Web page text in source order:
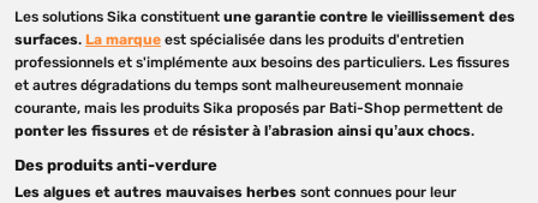
Les solutions Sika constituent une garantie contre le vieillissement des
surfaces. La marque est spécialisée dans les produits d'entretien
professionnels et s'implémente aux besoins des particuliers. Les fissures
et autres dégradations du temps sont malheureusement monnaie
courante, mais les produits Sika proposés par Bati-Shop permettent de
ponter les fissures et de résister à l’abrasion ainsi qu’aux chocs.
Des produits anti-verdure
Les algues et autres mauvaises herbes sont connues pour leur